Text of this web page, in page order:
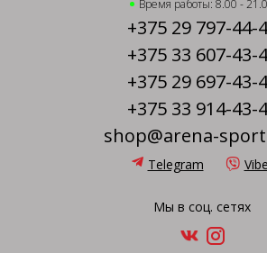
Время работы: 8.00 -
+375 29 797-44-
+375 33 607-43-
+375 29 697-43-
+375 33 914-43-
shop@arena-
Telegram
Мы в соц. сетях